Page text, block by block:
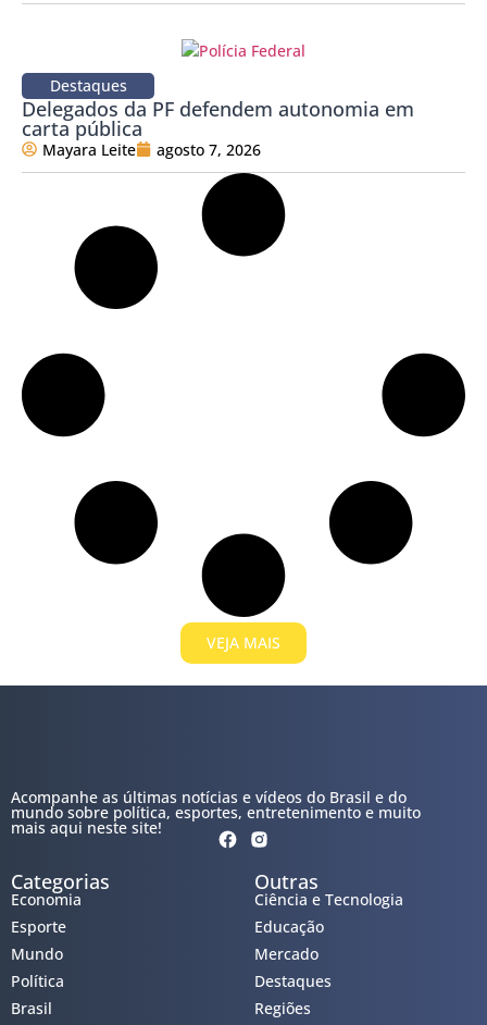
Destaques
Delegados da PF defendem autonomia em
carta pública
Mayara Leite agosto 7, 2026
VEJA MAIS
Acompanhe as últimas notícias e vídeos do Brasil e do
mundo sobre política, esportes, entretenimento e muito
mais aqui neste site!
Categorias
Economia
Esporte
Mundo
Política
Brasil
Outras
Ciência e Tecnologia
Educação
Mercado
Destaques
Regiões